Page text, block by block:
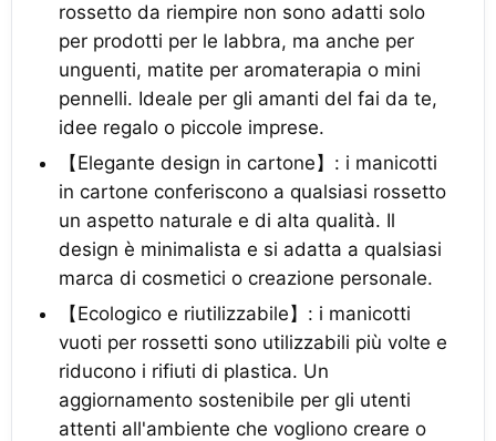
rossetto da riempire non sono adatti solo
per prodotti per le labbra, ma anche per
unguenti, matite per aromaterapia o mini
pennelli. Ideale per gli amanti del fai da te,
idee regalo o piccole imprese.
【Elegante design in cartone】: i manicotti
in cartone conferiscono a qualsiasi rossetto
un aspetto naturale e di alta qualità. Il
design è minimalista e si adatta a qualsiasi
marca di cosmetici o creazione personale.
【Ecologico e riutilizzabile】: i manicotti
vuoti per rossetti sono utilizzabili più volte e
riducono i rifiuti di plastica. Un
aggiornamento sostenibile per gli utenti
attenti all'ambiente che vogliono creare o